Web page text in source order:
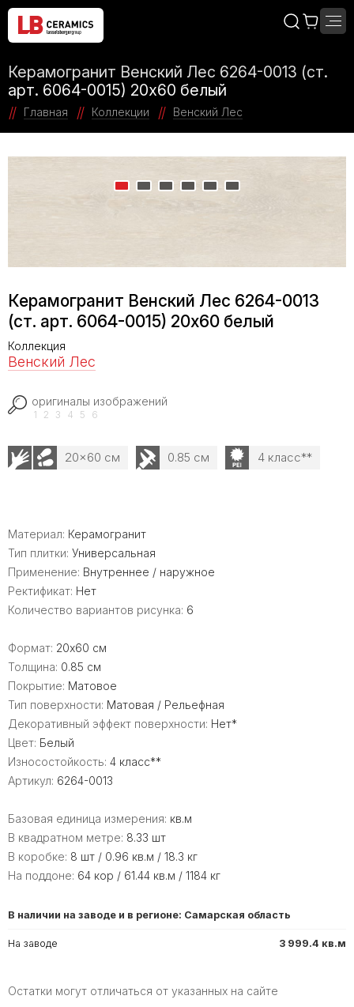
Керамогранит Венский Лес 6264-0013 (ст.
арт. 6064-0015) 20х60 белый
Главная Коллекции Венский Лес
Керамогранит Венский Лес 6264-0013
(ст. арт. 6064-0015) 20х60 белый
Коллекция
Венский Лес
оригиналы изображений
1 2 3 4 5 6
20x60 см 0.85 см 4 класс**
Материал: Керамогранит
Тип плитки: Универсальная
Применение: Внутреннее / наружное
Ректификат: Нет
Количество вариантов рисунка: 6
Формат: 20x60 см
Толщина: 0.85 см
Покрытие: Матовое
Тип поверхности: Матовая / Рельефная
Декоративный эффект поверхности: Нет*
Цвет: Белый
Износостойкость: 4 класс**
Артикул: 6264-0013
Базовая единица измерения: кв.м
В квадратном метре: 8.33 шт
В коробке: 8 шт / 0.96 кв.м / 18.3 кг
На поддоне: 64 кор / 61.44 кв.м / 1184 кг
В наличии на заводе и в регионе: Самарская область
На заводе 3 999.4 кв.м
Остатки могут отличаться от указанных на сайте